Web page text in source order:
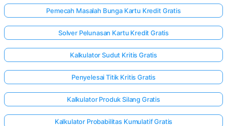
Pemecah Masalah Bunga Kartu Kredit Gratis
Solver Pelunasan Kartu Kredit Gratis
Kalkulator Sudut Kritis Gratis
Penyelesai Titik Kritis Gratis
Kalkulator Produk Silang Gratis
Kalkulator Probabilitas Kumulatif Gratis